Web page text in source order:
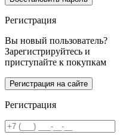
Регистрация
Вы новый пользователь?
Зарегистрируйтесь и
приступайте к покупкам
Регистрация